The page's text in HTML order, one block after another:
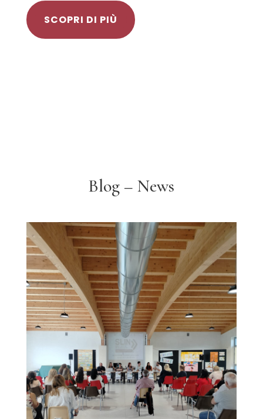
SCOPRI DI PIÙ
Blog – News